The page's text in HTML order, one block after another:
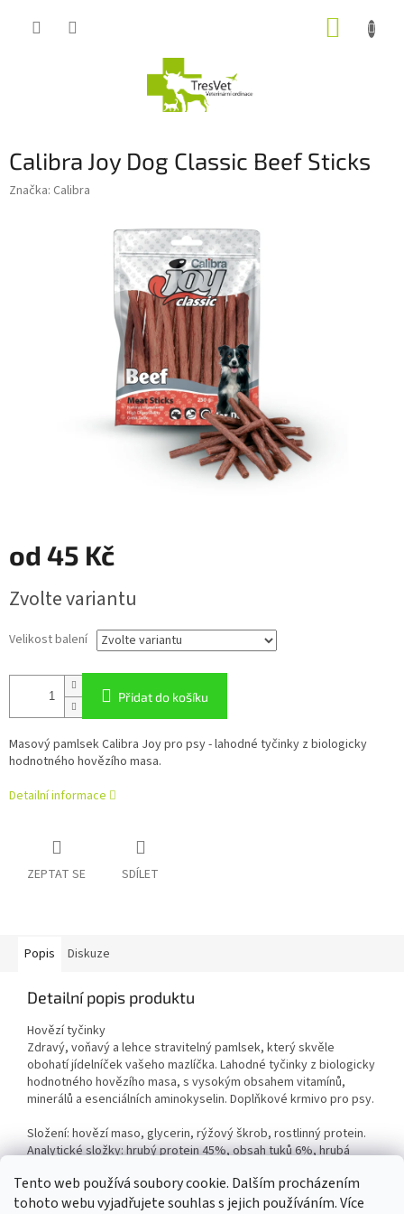
Tento web používá soubory cookie. Dalším procházením
tohoto webu vyjadřujete souhlas s jejich používáním. Více
Calibra Joy Dog Classic Beef Sticks
Značka: Calibra
od 45 Kč
cena:
Zvolte variantu
Velikost balení
Přidat do košíku
Masový pamlsek Calibra Joy pro psy - lahodné tyčinky z biologicky
hodnotného hovězího masa.
Detailní informace
ZEPTAT SE SDÍLET
Popis Diskuze
Detailní popis produktu
Hovězí tyčinky
Zdravý, voňavý a lehce stravitelný pamlsek, který skvěle
obohatí jídelníček vašeho mazlíčka. Lahodné tyčinky z biologicky
hodnotného hovězího masa, s vysokým obsahem vitamínů,
minerálů a esenciálních aminokyselin. Doplňkové krmivo pro psy.
Složení: hovězí maso, glycerin, rýžový škrob, rostlinný protein.
Analytické složky: hrubý protein 45%, obsah tuků 6%, hrubá